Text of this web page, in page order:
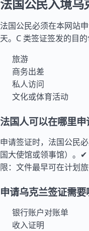
法国公民入境乌
法国公民必须在本网站
天。C 类签证签发的目
旅游
商务出差
私人访问
文化或体育活动
法国人可以在哪里申
申请签证时， 法国公民
国大使馆或领事馆）。
限：文件最早可在计划旅
申请乌克兰签证需要
银行账户对账单
收入证明